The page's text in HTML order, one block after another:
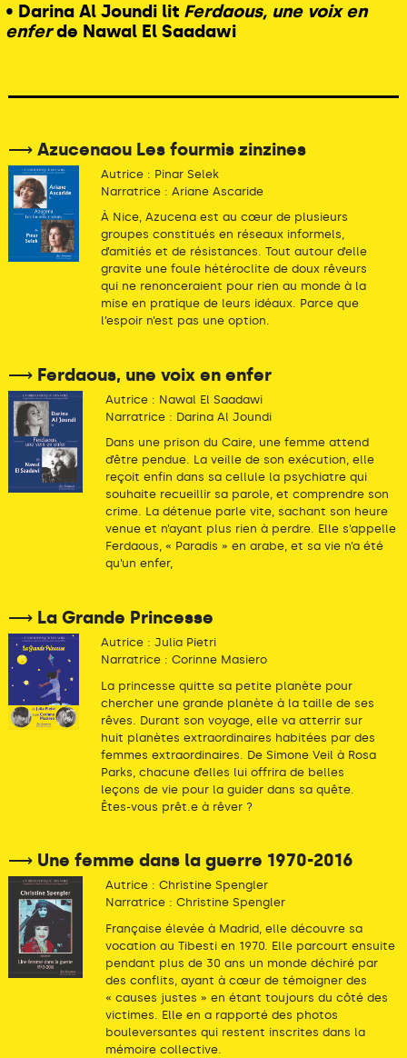
• Darina Al Joundi lit Ferdaous, une voix en
enferde Nawal El Saadawi
⟶ Azucenaou Les fourmis zinzines
Autrice : Pinar Selek
Narratrice : Ariane Ascaride
À Nice, Azucena est au cœur de plusieurs
groupes constitués en réseaux informels,
d’amitiés et de résistances. Tout autour d’elle
gravite une foule hétéroclite de doux rêveurs
qui ne renonceraient pour rien au monde à la
mise en pratique de leurs idéaux. Parce que
l’espoir n’est pas une option.
⟶ Ferdaous, une voix en enfer
Autrice : Nawal El Saadawi
Narratrice : Darina Al Joundi
Dans une prison du Caire, une femme attend
d’être pendue. La veille de son exécution, elle
reçoit enfin dans sa cellule la psychiatre qui
souhaite recueillir sa parole, et comprendre son
crime. La détenue parle vite, sachant son heure
venue et n’ayant plus rien à perdre. Elle s’appelle
Ferdaous, « Paradis » en arabe, et sa vie n’a été
qu’un enfer,
⟶ La Grande Princesse
Autrice : Julia Pietri
Narratrice : Corinne Masiero
La princesse quitte sa petite planète pour
chercher une grande planète à la taille de ses
rêves. Durant son voyage, elle va atterrir sur
huit planètes extraordinaires habitées par des
femmes extraordinaires. De Simone Veil à Rosa
Parks, chacune d’elles lui offrira de belles
leçons de vie pour la guider dans sa quête.
Êtes-vous prêt.e à rêver ?
⟶ Une femme dans la guerre 1970-2016
Autrice : Christine Spengler
Narratrice : Christine Spengler
Française élevée à Madrid, elle découvre sa
vocation au Tibesti en 1970. Elle parcourt ensuite
pendant plus de 30 ans un monde déchiré par
des conflits, ayant à cœur de témoigner des
« causes justes » en étant toujours du côté des
victimes. Elle en a rapporté des photos
bouleversantes qui restent inscrites dans la
mémoire collective.